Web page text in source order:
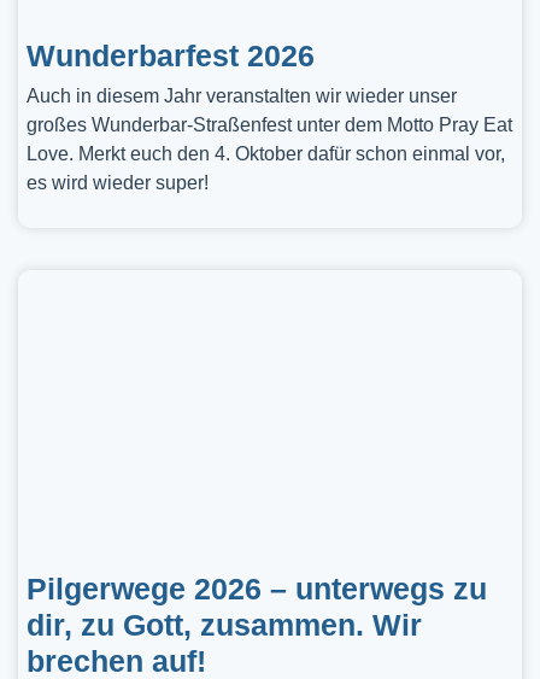
Wunderbarfest 2026
Auch in diesem Jahr veranstalten wir wieder unser
großes Wunderbar-Straßenfest unter dem Motto Pray Eat
Love. Merkt euch den 4. Oktober dafür schon einmal vor,
es wird wieder super!
Pilgerwege 2026 – unterwegs zu
dir, zu Gott, zusammen. Wir
brechen auf!